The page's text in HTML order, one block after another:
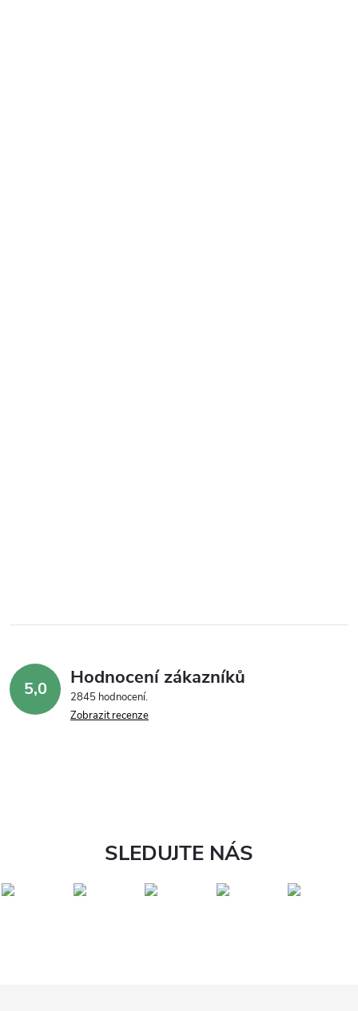
5,0 Hodnocení zákazníků
2845 hodnocení
Zobrazit recenze
SLEDUJTE NÁS